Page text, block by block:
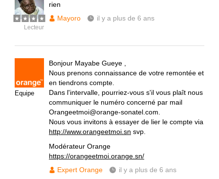
Lecteur
rien
Mayoro
il y a plus de 6 ans
Equipe
Bonjour Mayabe Gueye ,
Nous prenons connaissance de votre remontée et
en tiendrons compte.
Dans l'intervalle, pourriez-vous s'il vous plaît nous
communiquer le numéro concerné par mail
Orangeetmoi@orange-sonatel.com.
Nous vous invitons à essayer de lier le compte via
http://www.orangeetmoi.sn svp.
Modérateur Orange
https://orangeetmoi.orange.sn/
Expert Orange
il y a plus de 6 ans